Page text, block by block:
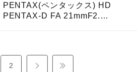
PENTAX(ペンタックス) HD
PENTAX-D FA 21mmF2.…
2